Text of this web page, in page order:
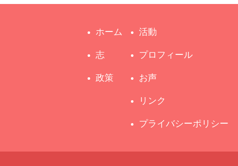
ホーム
志
政策
活動
プロフィール
お声
リンク
プライバシーポリシー